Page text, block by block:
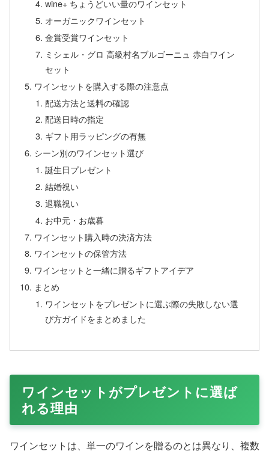
wine+ ちょうどいい量のワインセット
オーガニックワインセット
金賞受賞ワインセット
ミシェル・グロ 高級村名ブルゴーニュ 赤白ワイン
セット
ワインセットを購入する際の注意点
配送方法と送料の確認
配送日時の指定
ギフト用ラッピングの有無
シーン別のワインセット選び
誕生日プレゼント
結婚祝い
退職祝い
お中元・お歳暮
ワインセット購入時の決済方法
ワインセットの保管方法
ワインセットと一緒に贈るギフトアイデア
まとめ
ワインセットをプレゼントに選ぶ際の失敗しない選
び方ガイドをまとめました
ワインセットがプレゼントに選ば
れる理由
ワインセットは、単一のワインを贈るのとは異なり、複数